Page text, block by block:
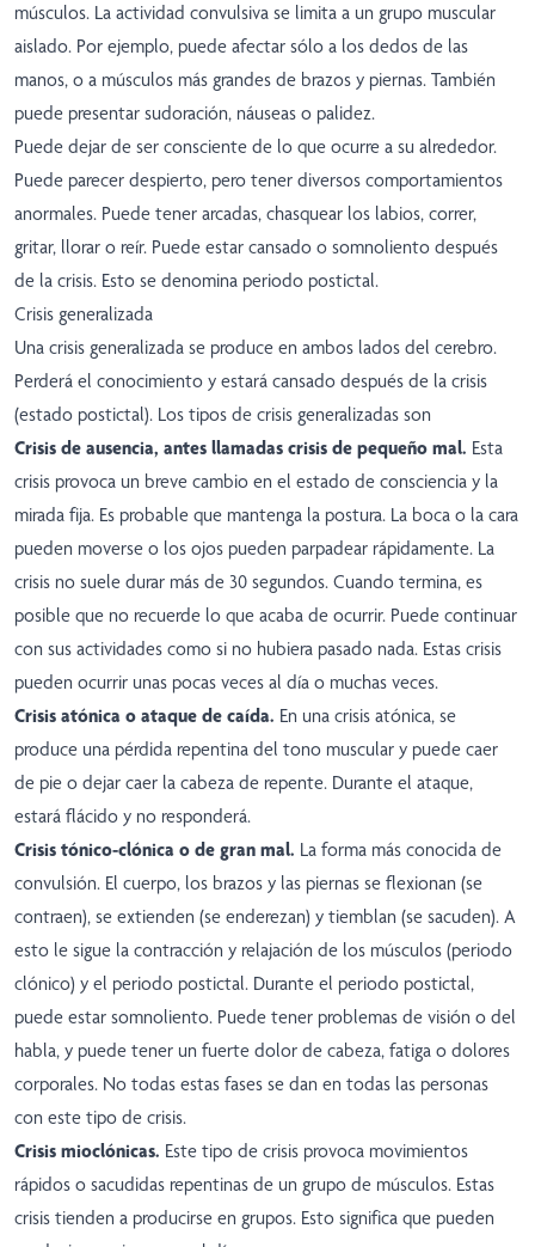
músculos. La actividad convulsiva se limita a un grupo muscular
aislado. Por ejemplo, puede afectar sólo a los dedos de las
manos, o a músculos más grandes de brazos y piernas. También
puede presentar sudoración, náuseas o palidez.
Puede dejar de ser consciente de lo que ocurre a su alrededor.
Puede parecer despierto, pero tener diversos comportamientos
anormales. Puede tener arcadas, chasquear los labios, correr,
gritar, llorar o reír. Puede estar cansado o somnoliento después
de la crisis. Esto se denomina periodo postictal.
Crisis generalizada
Una crisis generalizada se produce en ambos lados del cerebro.
Perderá el conocimiento y estará cansado después de la crisis
(estado postictal). Los tipos de crisis generalizadas son
Crisis de ausencia, antes llamadas crisis de pequeño mal. Esta
crisis provoca un breve cambio en el estado de consciencia y la
mirada fija. Es probable que mantenga la postura. La boca o la cara
pueden moverse o los ojos pueden parpadear rápidamente. La
crisis no suele durar más de 30 segundos. Cuando termina, es
posible que no recuerde lo que acaba de ocurrir. Puede continuar
con sus actividades como si no hubiera pasado nada. Estas crisis
pueden ocurrir unas pocas veces al día o muchas veces.
Crisis atónica o ataque de caída. En una crisis atónica, se
produce una pérdida repentina del tono muscular y puede caer
de pie o dejar caer la cabeza de repente. Durante el ataque,
estará flácido y no responderá.
Crisis tónico-clónica o de gran mal. La forma más conocida de
convulsión. El cuerpo, los brazos y las piernas se flexionan (se
contraen), se extienden (se enderezan) y tiemblan (se sacuden). A
esto le sigue la contracción y relajación de los músculos (periodo
clónico) y el periodo postictal. Durante el periodo postictal,
puede estar somnoliento. Puede tener problemas de visión o del
habla, y puede tener un fuerte dolor de cabeza, fatiga o dolores
corporales. No todas estas fases se dan en todas las personas
con este tipo de crisis.
Crisis mioclónicas. Este tipo de crisis provoca movimientos
rápidos o sacudidas repentinas de un grupo de músculos. Estas
crisis tienden a producirse en grupos. Esto significa que pueden